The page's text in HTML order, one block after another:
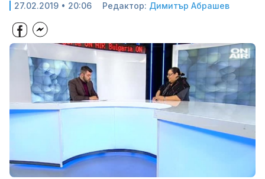
27.02.2019 • 20:06 Редактор: Димитър Абрашев